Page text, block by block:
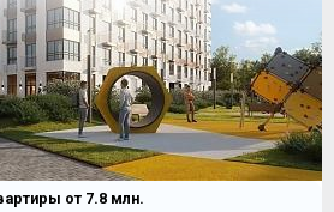
от 7.8 млн.